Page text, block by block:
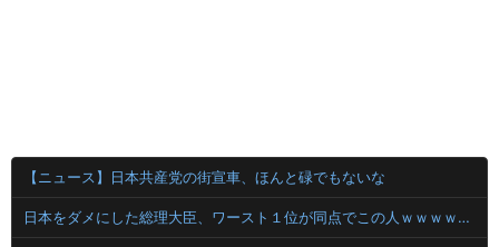
【ニュース】日本共産党の街宣車、ほんと碌でもないな
日本をダメにした総理大臣、ワースト１位が同点でこの人ｗｗｗｗｗｗ